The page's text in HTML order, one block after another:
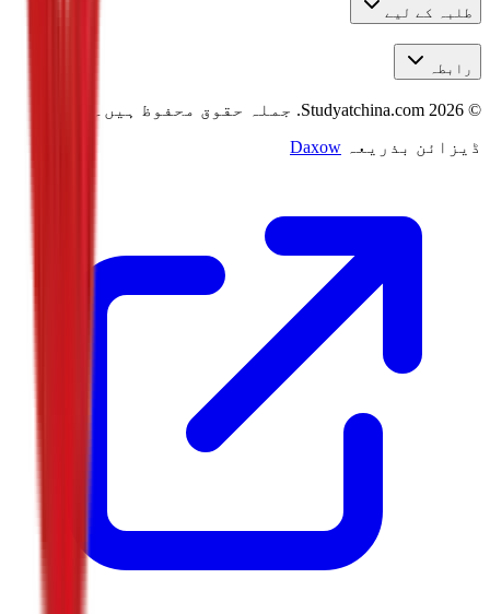
طلبہ کے لیے
رابطہ
©
2026
جملہ حقوق محفوظ ہیں۔
ڈیزائن بذریعہ
Daxow